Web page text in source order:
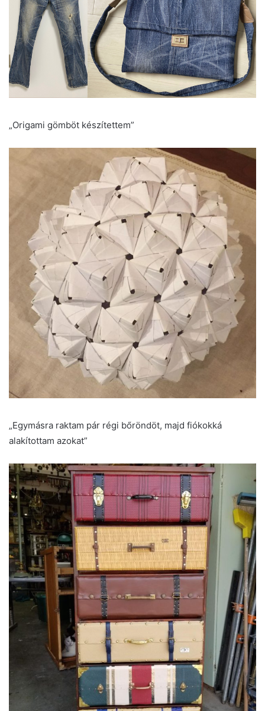
„Origami gömböt készítettem”
„Egymásra raktam pár régi bőröndöt, majd fiókokká
alakítottam azokat”